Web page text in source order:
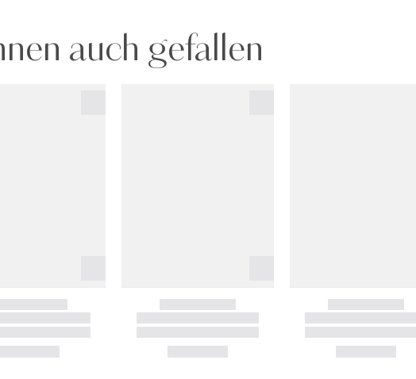
auch gefallen